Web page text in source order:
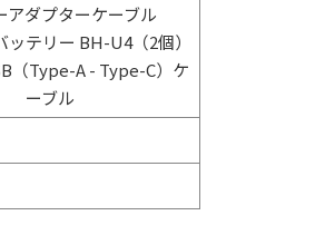
アダプターケーブル
ッテリー BH-U4（2個）
（Type-A - Type-C）ケ
ーブル